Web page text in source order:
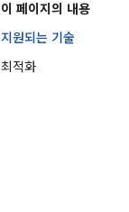
이 페이지의 내용
지원되는 기술
최적화